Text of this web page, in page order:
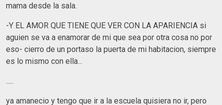
mama desde la sala.
-Y EL AMOR QUE TIENE QUE VER CON LA APARIENCIA si
aguien se va a enamorar de mi que sea por otra cosa no por
eso- cierro de un portaso la puerta de mi habitacion, siempre
es lo mismo con ella...
.....
ya amanecio y tengo que ir a la escuela quisiera no ir, pero